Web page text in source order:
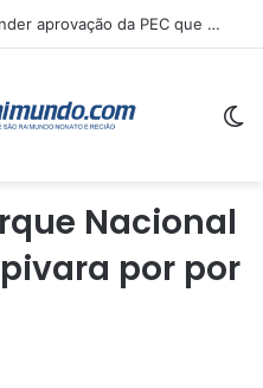
Marcelo Castro volta a defender aprovação da PEC que acaba com a escala 6×1 e avalia clima no Senado
Nacional
por por